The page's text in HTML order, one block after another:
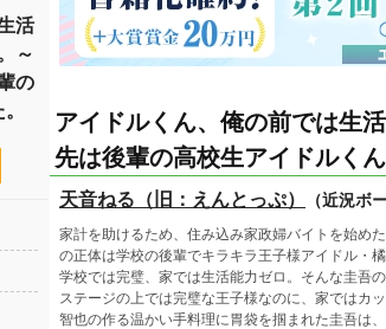
アイドルくん、俺の前では生
先は後輩の高校生アイドルくん
天音ねる（旧：えんとっぷ） （近況ボ
家計を助けるため、住み込み家政婦バイトを始め
の正体は学校の後輩でキラキラ王子様アイドル・
学校では完璧、家では生活能力ゼロ。そんな圭吾
ステージの上では完璧な王子様なのに、家ではカ
智也の作る温かい手料理に胃袋を掴まれた圭吾は
活
～
の